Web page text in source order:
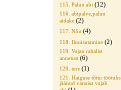
115. Palun abi (12)
116. abipalve,palun
aidake (2)
117. Nõu (4)
118. Iluuisutamine (2)
119. Vajan rahalist
annetust (6)
120. tere (1)
121. Haiguse tõttu töötuks
jäänud vanaisa vajab